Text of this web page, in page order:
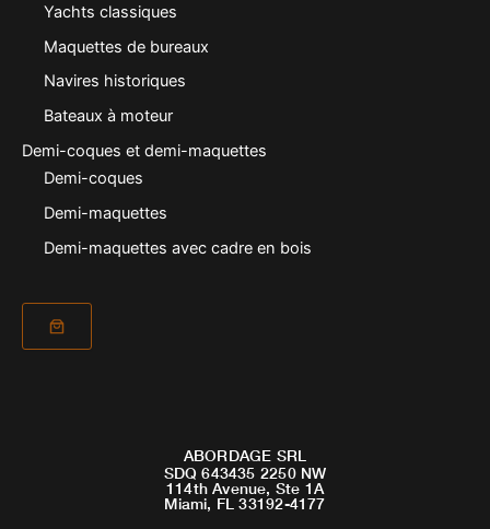
Yachts classiques
Maquettes de bureaux
Navires historiques
Bateaux à moteur
Demi-coques et demi-maquettes
Demi-coques
Demi-maquettes
Demi-maquettes avec cadre en bois
ABORDAGE SRL
SDQ 643435 2250 NW
114th Avenue, Ste 1A
Miami, FL 33192-4177